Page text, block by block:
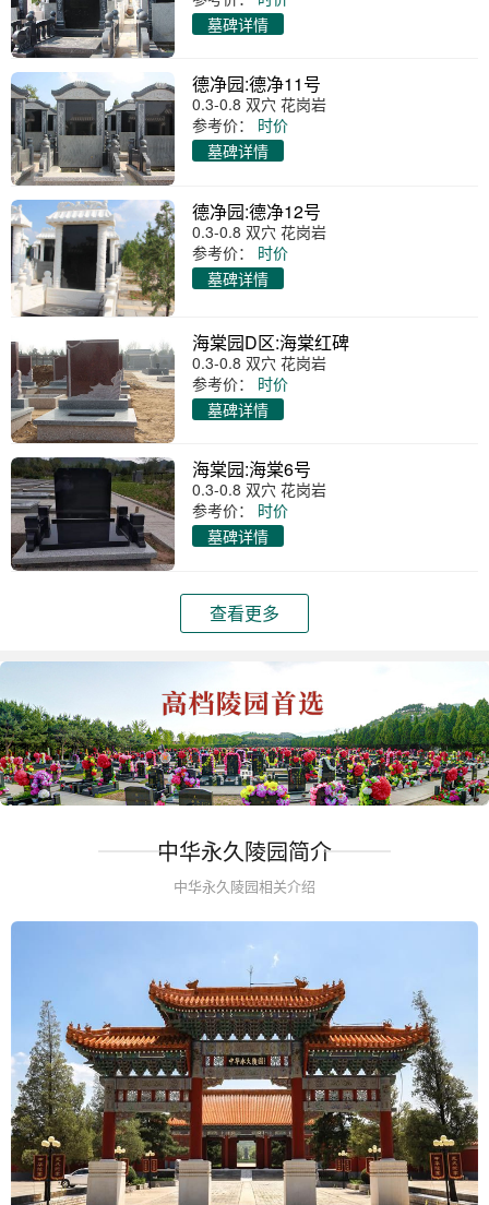
墓碑详情
德净园:德净11号
0.3-0.8 双穴 花岗岩
参考价：
时价
墓碑详情
德净园:德净12号
0.3-0.8 双穴 花岗岩
参考价：
时价
墓碑详情
海棠园D区:海棠红碑
0.3-0.8 双穴 花岗岩
参考价：
时价
墓碑详情
海棠园:海棠6号
0.3-0.8 双穴 花岗岩
参考价：
时价
墓碑详情
查看更多
中华永久陵园简介
中华永久陵园相关介绍